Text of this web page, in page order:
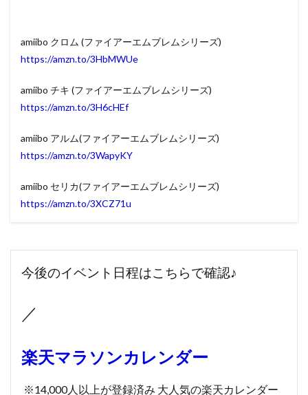
amiibo クロム (ファイアーエムブレムシリーズ)
https://amzn.to/3HbMWUe
amiibo チキ (ファイアーエムブレムシリーズ)
https://amzn.to/3H6cHEf
amiibo アルム(ファイアーエムブレムシリーズ)
https://amzn.to/3WapyKY
amiibo セリカ(ファイアーエムブレムシリーズ)
https://amzn.to/3XCZ71u
今後のイベント日程はこちらで確認♪
／
楽天マラソンカレンダー
※14,000人以上が登録済み 大人気の楽天カレンダー